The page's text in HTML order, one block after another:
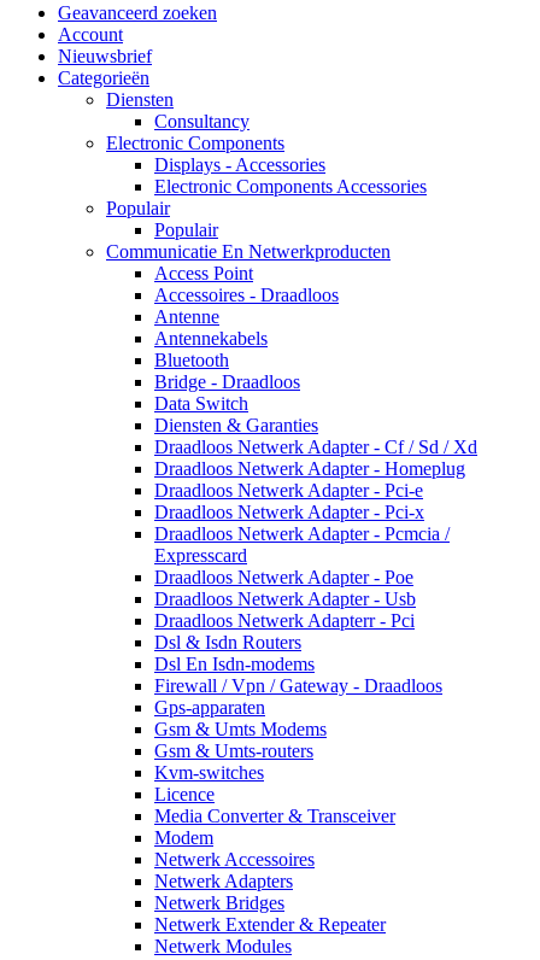
Geavanceerd zoeken
Account
Nieuwsbrief
Categorieën
Diensten
Consultancy
Electronic Components
Displays - Accessories
Electronic Components Accessories
Populair
Populair
Communicatie En Netwerkproducten
Access Point
Accessoires - Draadloos
Antenne
Antennekabels
Bluetooth
Bridge - Draadloos
Data Switch
Diensten & Garanties
Draadloos Netwerk Adapter - Cf / Sd / Xd
Draadloos Netwerk Adapter - Homeplug
Draadloos Netwerk Adapter - Pci-e
Draadloos Netwerk Adapter - Pci-x
Draadloos Netwerk Adapter - Pcmcia /
Expresscard
Draadloos Netwerk Adapter - Poe
Draadloos Netwerk Adapter - Usb
Draadloos Netwerk Adapterr - Pci
Dsl & Isdn Routers
Dsl En Isdn-modems
Firewall / Vpn / Gateway - Draadloos
Gps-apparaten
Gsm & Umts Modems
Gsm & Umts-routers
Kvm-switches
Licence
Media Converter & Transceiver
Modem
Netwerk Accessoires
Netwerk Adapters
Netwerk Bridges
Netwerk Extender & Repeater
Netwerk Modules